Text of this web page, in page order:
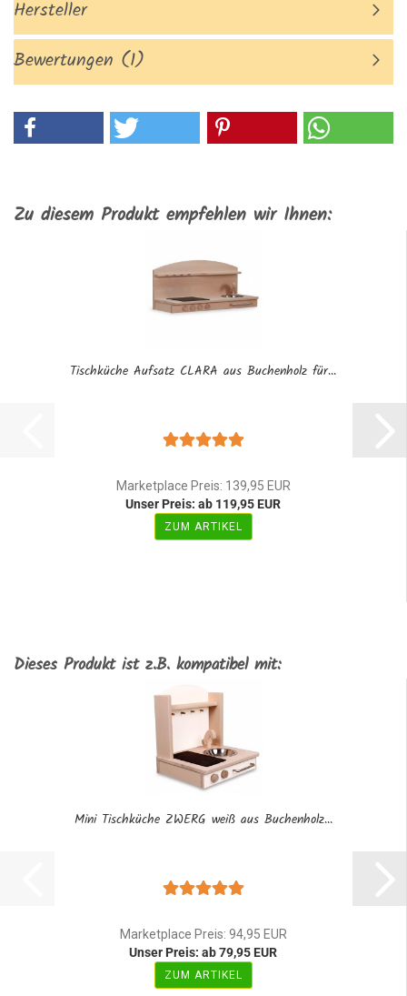
Hersteller
Bewertungen (1)
Zu diesem Produkt empfehlen wir Ihnen:
Tischküche Aufsatz CLARA aus Buchenholz für...
Marketplace Preis: 139,95 EUR
Unser Preis: ab 119,95 EUR
ZUM ARTIKEL
Dieses Produkt ist z.B. kompatibel mit:
Mini Tischküche ZWERG weiß aus Buchenholz...
Marketplace Preis: 94,95 EUR
Unser Preis: ab 79,95 EUR
ZUM ARTIKEL